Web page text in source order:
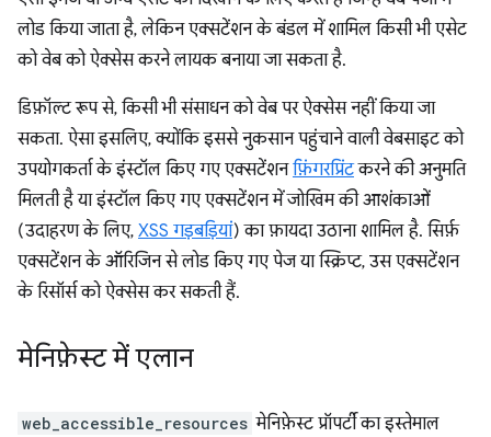
लोड किया जाता है, लेकिन एक्सटेंशन के बंडल में शामिल किसी भी एसेट
को वेब को ऐक्सेस करने लायक बनाया जा सकता है.
डिफ़ॉल्ट रूप से, किसी भी संसाधन को वेब पर ऐक्सेस नहीं किया जा
सकता. ऐसा इसलिए, क्योंकि इससे नुकसान पहुंचाने वाली वेबसाइट को
उपयोगकर्ता के इंस्टॉल किए गए एक्सटेंशनफ़िंगरप्रिंटकरने की अनुमति
मिलती है या इंस्टॉल किए गए एक्सटेंशन में जोखिम की आशंकाओं
(उदाहरण के लिए, XSS गड़बड़ियां) का फ़ायदा उठाना शामिल है. सिर्फ़
एक्सटेंशन के ऑरिजिन से लोड किए गए पेज या स्क्रिप्ट, उस एक्सटेंशन
के रिसॉर्स को ऐक्सेस कर सकती हैं.
मेनिफ़ेस्ट में एलान
web_accessible_resources मेनिफ़ेस्ट प्रॉपर्टी का इस्तेमाल